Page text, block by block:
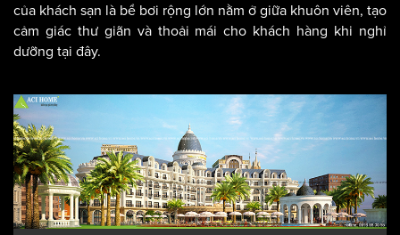
của khách sạn là bể bơi rộng lớn nằm ở giữa khuôn viên, tạo
cảm giác thư giãn và thoải mái cho khách hàng khi nghỉ
dưỡng tại đây.